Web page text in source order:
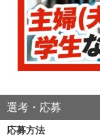
選考・応募
応募方法